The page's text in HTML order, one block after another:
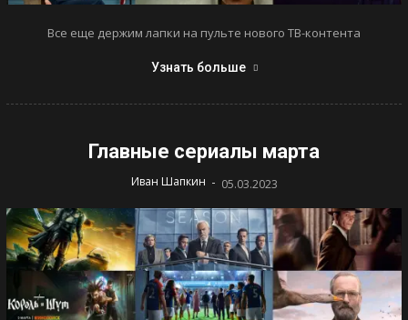
Все еще держим лапки на пульте нового ТВ-контента
Узнать больше
Главные сериалы марта
Иван Шапкин - 05.03.2023